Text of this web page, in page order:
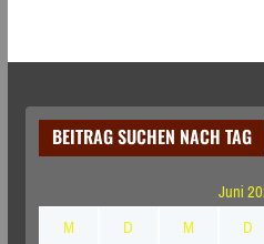
BEITRAG SUCHEN NACH TAG
Juni
M
D M D